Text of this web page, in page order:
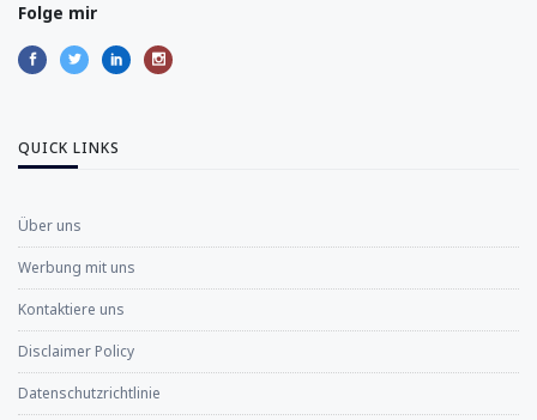
Folge mir
QUICK LINKS
Über uns
Werbung mit uns
Kontaktiere uns
Disclaimer Policy
Datenschutzrichtlinie